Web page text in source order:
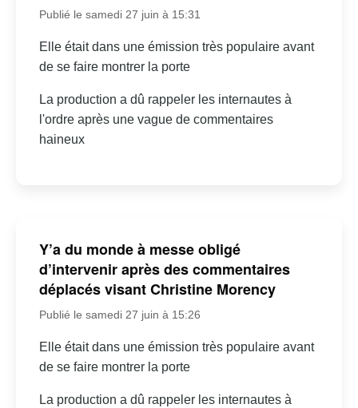
Publié le samedi 27 juin à 15:31
Elle était dans une émission très populaire avant
de se faire montrer la porte
La production a dû rappeler les internautes à
l'ordre après une vague de commentaires
haineux
Y’a du monde à messe obligé
d’intervenir après des commentaires
déplacés visant Christine Morency
Publié le samedi 27 juin à 15:26
Elle était dans une émission très populaire avant
de se faire montrer la porte
La production a dû rappeler les internautes à